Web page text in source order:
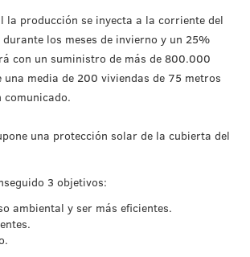
la producción se inyecta a la corriente del
los meses de invierno y un 25%
con un suministro de más de 800.000
media de 200 viviendas de 75 metros
comunicado.
una protección solar de la cubierta del
3 objetivos:
ambiental y ser más eficientes.